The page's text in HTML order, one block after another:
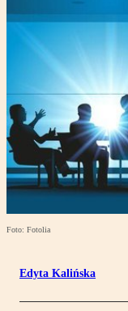
Foto: Fotolia
Edyta Kalińska